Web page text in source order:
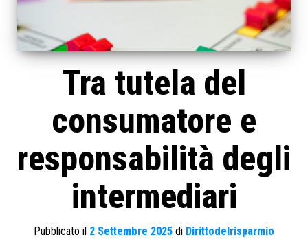
Tra tutela del
consumatore e
responsabilità degli
intermediari
Pubblicato il 2 Settembre 2025 di Dirittodelrisparmio